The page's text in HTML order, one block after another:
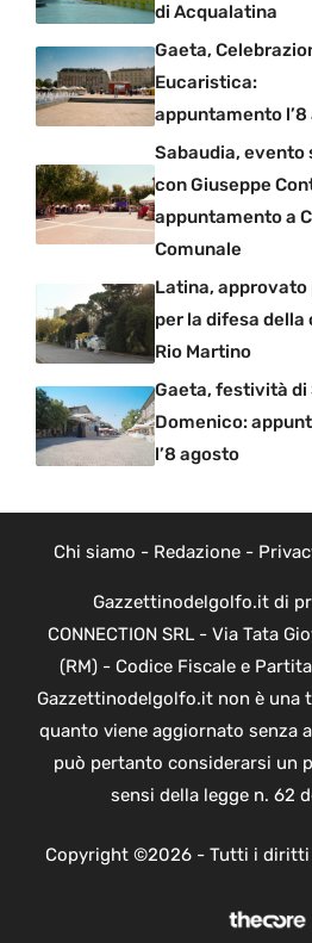
di Acqualatina
Gaeta,
Eucaristica:
appuntamento
Sabaudia, evento
con Giuseppe
appuntamento a
Comunale
Latina,
per la difesa della
Rio Martino
Gaeta, festività di
Domenico:
l’8 agosto
Chi siamo - Redazione-
Gazzettinodelgolfo.it di
CONNECTION SRL - Via Tata
(RM) - Codice Fiscale e
Gazzettinodelgolfo.it non è una
quanto viene aggiornato senza
può pertanto considerarsi un
sensi della legge n. 62
Copyright ©2026 - Tutti i